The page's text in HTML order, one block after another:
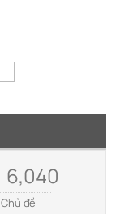
6,040
Chủ đề